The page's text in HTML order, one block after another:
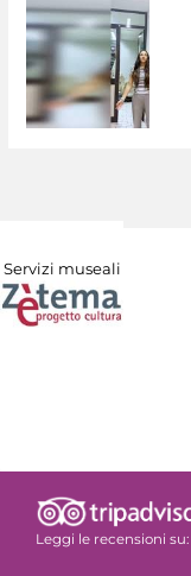
Servizi museali
Leggi le recensioni su: